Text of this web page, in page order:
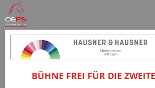
BÜHNE FREI FÜR DIE